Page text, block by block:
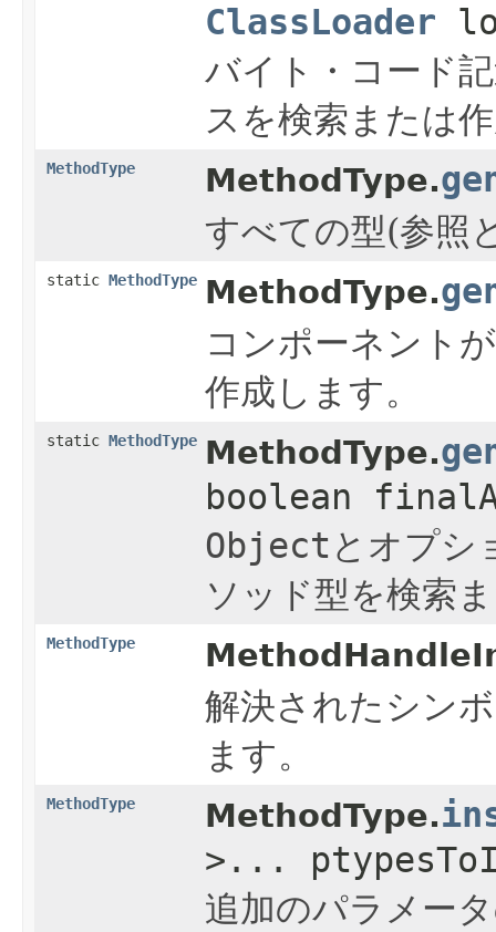
ClassLoader
バイト・コード
スを検索または
MethodType MethodType.
すべての型(参照
static MethodType MethodType.
コンポーネント
作成します。
static MethodType MethodType.
boolean
Object とオプシ
ソッド型を検索
MethodType
解決されたシン
ます。
MethodType MethodType.
>...
追加のパラメー